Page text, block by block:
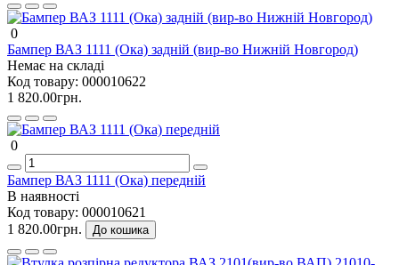
0
Бампер ВАЗ 1111 (Ока) задній (вир-во Нижній Новгород)
Немає на складі
Код товару: 000010622
1 820.00грн.
0
Бампер ВАЗ 1111 (Ока) передній
В наявності
Код товару: 000010621
1 820.00грн.
До кошика